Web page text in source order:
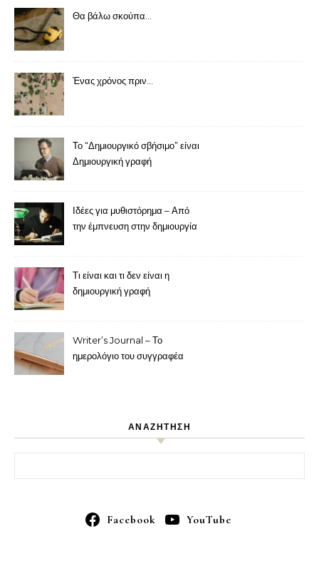
Θα βάλω σκούπα…
Ένας χρόνος πριν…
Το “Δημιουργικό σβήσιμο” είναι
Δημιουργική γραφή
Ιδέες για μυθιστόρημα – Από
την έμπνευση στην δημιουργία
Τι είναι και τι δεν είναι η
δημιουργική γραφή
Writer’s Journal – Το
ημερολόγιο του συγγραφέα
ΑΝΑΖΗΤΗΣΗ
Facebook YouTube